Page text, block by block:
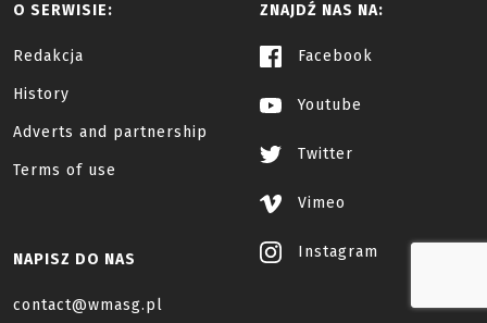
O SERWISIE:
Redakcja
History
Adverts and partnership
Terms of use
ZNAJDŹ NAS NA:
Facebook
Youtube
Twitter
Vimeo
Instagram
NAPISZ DO NAS
contact@wmasg.pl